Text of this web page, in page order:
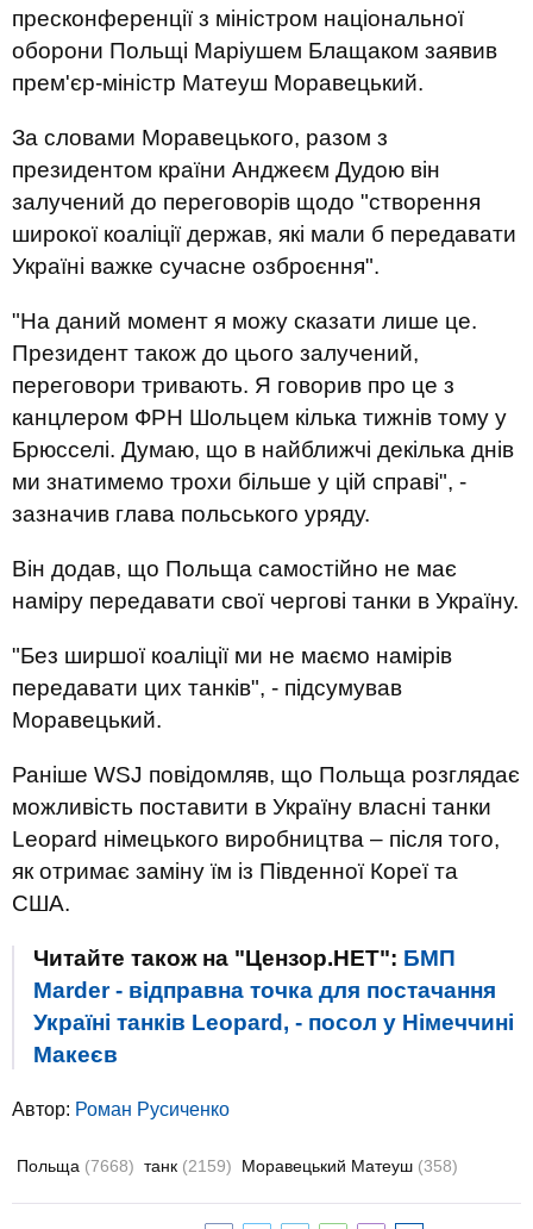
пресконференції з міністром національної
оборони Польщі Маріушем Блащаком заявив
прем'єр-міністр Матеуш Моравецький.
За словами Моравецького, разом з
президентом країни Анджеєм Дудою він
залучений до переговорів щодо "створення
широкої коаліції держав, які мали б передавати
Україні важке сучасне озброєння".
"На даний момент я можу сказати лише це.
Президент також до цього залучений,
переговори тривають. Я говорив про це з
канцлером ФРН Шольцем кілька тижнів тому у
Брюсселі. Думаю, що в найближчі декілька днів
ми знатимемо трохи більше у цій справі", -
зазначив глава польського уряду.
Він додав, що Польща самостійно не має
наміру передавати свої чергові танки в Україну.
"Без ширшої коаліції ми не маємо намірів
передавати цих танків", - підсумував
Моравецький.
Раніше WSJ повідомляв, що Польща розглядає
можливість поставити в Україну власні танки
Leopard німецького виробництва – після того,
як отримає заміну їм із Південної Кореї та
США.
Читайте також на "Цензор.НЕТ": БМП
Marder - відправна точка для постачання
Україні танків Leopard, - посол у Німеччині
Макеєв
Автор: Роман Русиченко
Польща (7668) танк (2159) Моравецький Матеуш (358)